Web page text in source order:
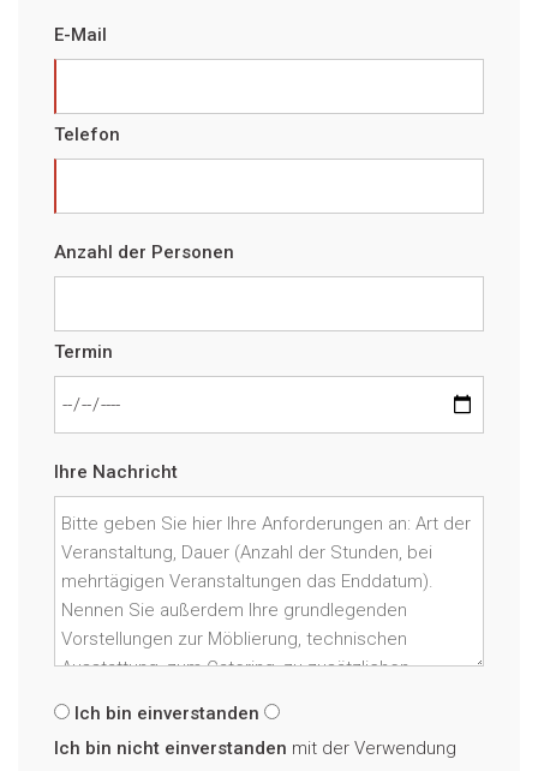
E-Mail
Telefon
Anzahl der Personen
Termin
Ihre Nachricht
Ich bin einverstanden
Ich bin nicht einverstanden mit der Verwendung